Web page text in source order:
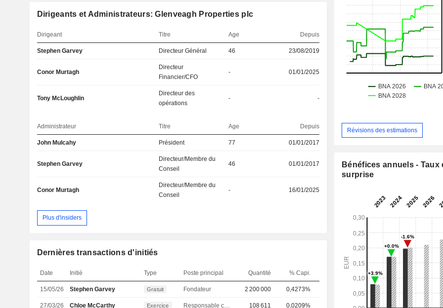
Dirigeants et Administrateurs: Glenveagh Properties plc
Dirigeant Titre Age Depuis
Stephen Garvey Directeur Général 46 23/08/2019
Conor Murtagh
Directeur
Financier/CFO
- 01/01/2025
Tony McLoughlin
Directeur des
opérations
- -
Administrateur Titre Age Depuis
John Mulcahy Président 77 01/01/2017
Stephen Garvey
Directeur/Membre du
Conseil
46 01/01/2017
Conor Murtagh
Directeur/Membre du
Conseil
- 16/01/2025
Plus d'insiders
Dernières transactions d'initiés
Date Initié Type Poste principal Quantité % Capi.
15/05/26 Stephen Garvey Gratuit Fondateur 2 200 000 0,4273%
27/03/26 Chloe McCarthy Exercice 108 611 0,0209%
Révisions des estimations
Bénéfices annuels - Taux
surprise